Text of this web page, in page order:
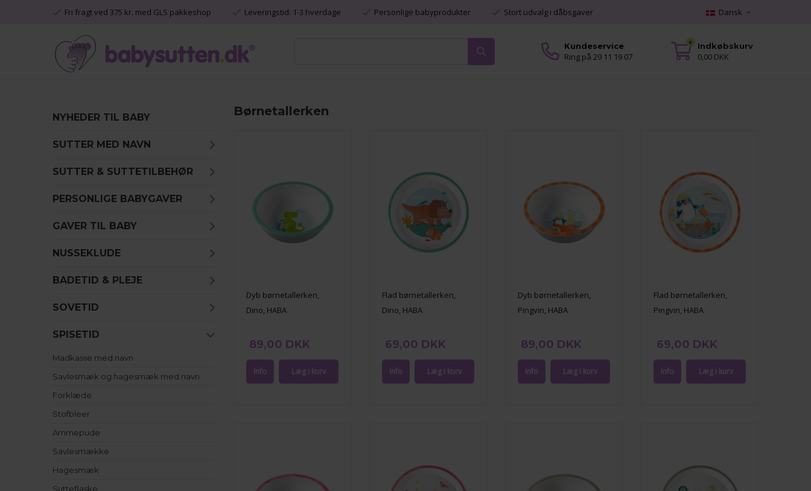
Fri fragt ved 375 kr. med GLS pakkeshop Leveringstid: 1-3 hverdage Personlige babyprodukter Stort udvalg i dåbsgaver Dansk
Kundeservice
Ring på 29 11 19 07
Indkøbskurv
0,00 DKK
0
NYHEDER TIL BABY
SUTTER MED NAVN
SUTTER & SUTTETILBEHØR
PERSONLIGE BABYGAVER
GAVER TIL BABY
NUSSEKLUDE
BADETID & PLEJE
SOVETID
SPISETID
Madkasse med navn
Savlesmæk og hagesmæk med navn
Forklæde
Stofbleer
Ammepude
Savlesmække
Hagesmæk
Sutteflaske
Børnetallerken
Dyb børnetallerken,
Dino, HABA
89,00 DKK
Flad børnetallerken,
Dino, HABA
69,00 DKK
Dyb børnetallerken,
Pingvin, HABA
89,00 DKK
Flad børnetallerken,
Pingvin, HABA
69,00 DKK